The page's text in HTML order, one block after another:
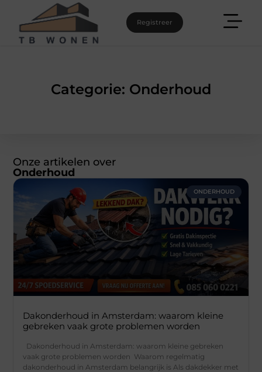
Registreer
Categorie: Onderhoud
Onze artikelen over
Onderhoud
ONDERHOUD
Dakonderhoud in Amsterdam: waarom kleine
gebreken vaak grote problemen worden
Dakonderhoud in Amsterdam: waarom kleine gebreken
vaak grote problemen worden Waarom regelmatig
dakonderhoud in Amsterdam belangrijk is Als dakdekker met